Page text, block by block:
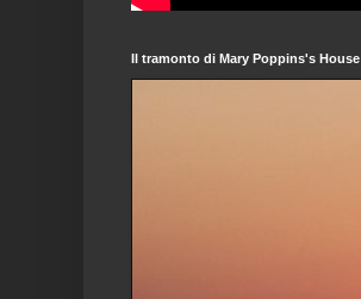
Il tramonto di Mary Poppins's House